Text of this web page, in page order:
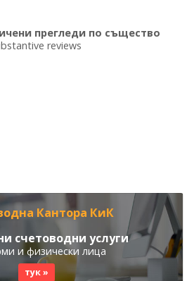
прегледи по същество
reviews
Кантора КиК
счетоводни услуги
и физически лица
тук »